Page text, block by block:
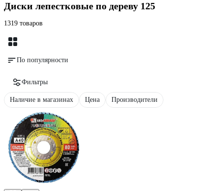
Диски лепестковые по дереву 125
1319 товаров
По популярности
Фильтры
Наличие в магазинах Цена Производители